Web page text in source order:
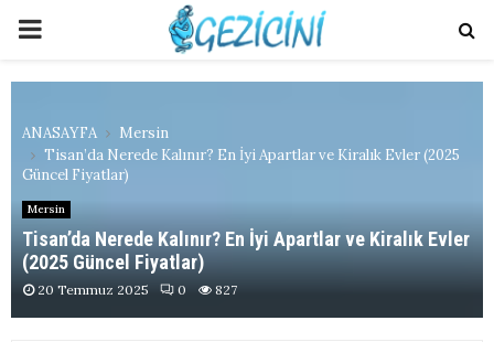
PRIMARY
MENU
ANASAYFA
Mersin
Tisan’da Nerede Kalınır? En İyi Apartlar ve Kiralık Evler (2025
Güncel Fiyatlar)
Mersin
Tisan’da Nerede Kalınır? En İyi Apartlar ve Kiralık Evler
(2025 Güncel Fiyatlar)
20 Temmuz 2025 0 827